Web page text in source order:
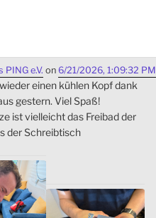
e.V. on 6/21/2026, 1:09:32 PM
einen kühlen Kopf dank
gestern. Viel Spaß!
ist vielleicht das Freibad der
der Schreibtisch